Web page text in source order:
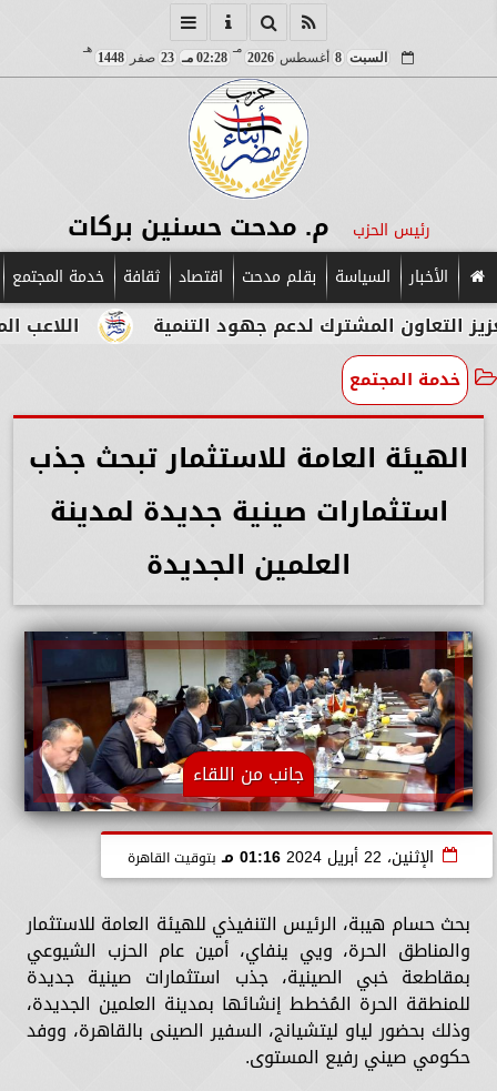
السبت 8 أغسطس 2026
مـ
02:28 مـ 23 صفر 1448
هـ
رئيس الحزب م. مدحت حسنين بركات
الأخبار السياسة بقلم مدحت اقتصاد ثقافة خدمة المجتمع
اللاعب المصري المشترك لدعم جهود التنمية
خدمة المجتمع
الهيئة العامة للاستثمار تبحث جذب
استثمارات صينية جديدة لمدينة
العلمين الجديدة
جانب من اللقاء
الإثنين، 22 أبريل 2024 01:16 مـ بتوقيت القاهرة
بحث حسام هيبة، الرئيس التنفيذي للهيئة العامة للاستثمار
والمناطق الحرة، ويي ينفاي، أمين عام الحزب الشيوعي
بمقاطعة خبي الصينية، جذب استثمارات صينية جديدة
للمنطقة الحرة المُخطط إنشائها بمدينة العلمين الجديدة،
وذلك بحضور لياو ليتشيانج، السفير الصينى بالقاهرة، ووفد
حكومي صيني رفيع المستوى.